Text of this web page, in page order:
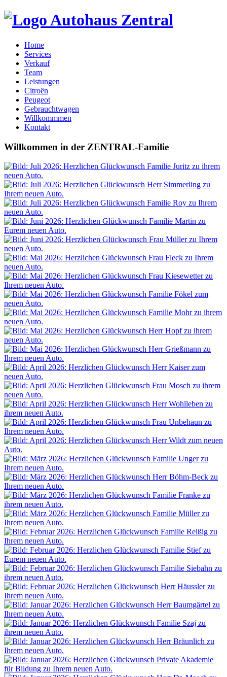
Home
Services
Verkauf
Team
Leistungen
Citroën
Peugeot
Gebrauchtwagen
Willkommmen
Kontakt
Willkommen in der ZENTRAL-Familie